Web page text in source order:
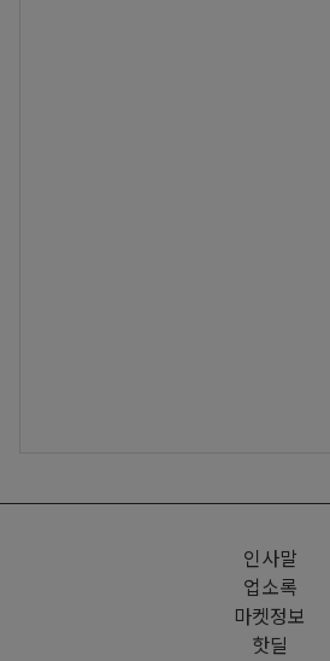
인사말
업소록
마켓정보
핫딜